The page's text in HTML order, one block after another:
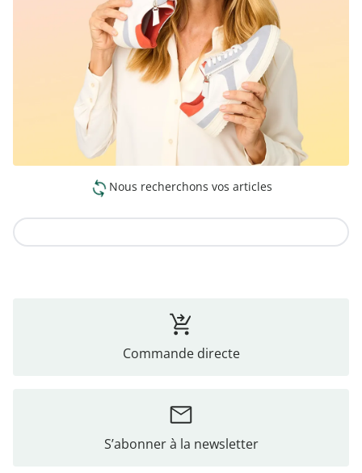
Nous recherchons vos articles
Commande directe
S’abonner à la newsletter